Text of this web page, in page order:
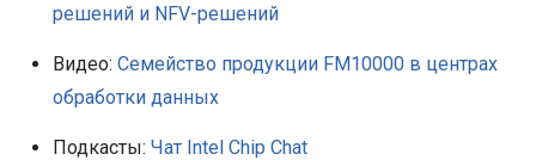
решений и NFV-решений
Видео: Семейство продукции FM10000 в центрах
обработки данных
Подкасты: Чат Intel Chip Chat